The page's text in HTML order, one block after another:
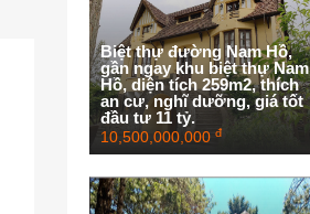
Biệt thự đường Nam Hồ,
gần ngay khu biệt thự Nam
Hồ, diện tích 259m2, thích
an cư, nghĩ dưỡng, giá tốt
đầu tư 11 tỷ.
10,500,000,000 đ